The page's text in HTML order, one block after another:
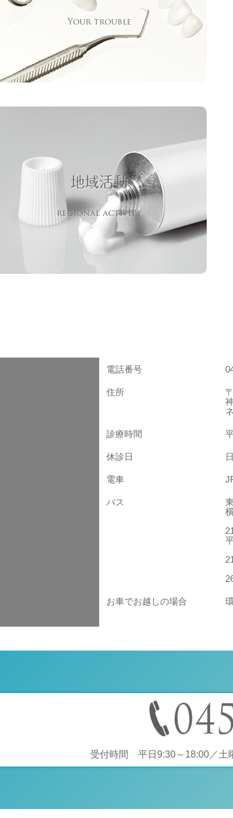
Your trouble
地域活動
regional activity
電話番号
住所
診療時間
休診日
電車
バス
お車でお越しの場合
受付時間 平日9:30～18:00／土